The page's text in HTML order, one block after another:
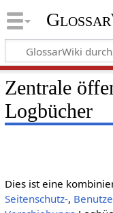
Zentrale
Logbücher
Dies ist eine
Seitenschutz-,